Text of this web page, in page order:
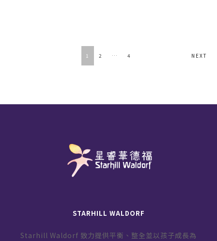
POSTS
NAVIGATION
1 2 … 4 NEXT
STARHILL WALDORF
Starhill Waldorf 致力提供平衡、整全並以孩子成長為